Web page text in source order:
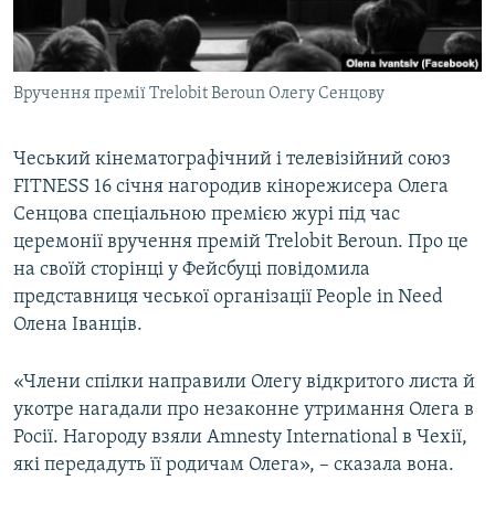
ВІДЕОУРОКИ «ELIFBE»
СВІДЧЕННЯ ОКУПАЦІЇ
УКРАЇНСЬКА ПРОБЛЕМА КРИМУ
Русский
Qırımtatar
Усі сайти RFE/RL
Вручення премії Trelobit Beroun Олегу Сенцову
Чеський кінематографічний і телевізійний союз
FITNESS 16 січня нагородив кінорежисера Олега
Сенцова спеціальною премією журі під час
церемонії вручення премій Trelobit Beroun. Про це
на своїй сторінці у Фейсбуці повідомила
представниця чеської організації People in Need
Олена Іванців.
«Члени спілки направили Олегу відкритого листа й
укотре нагадали про незаконне утримання Олега в
Росії. Нагороду взяли Amnesty International в Чехії,
які передадуть її родичам Олега», – сказала вона.